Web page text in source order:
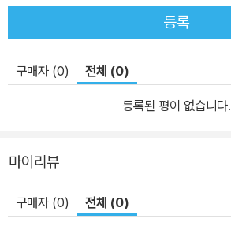
등록
구매자 (0) 전체 (0)
등록된 평이 없습니다.
마이리뷰
구매자 (0) 전체 (0)